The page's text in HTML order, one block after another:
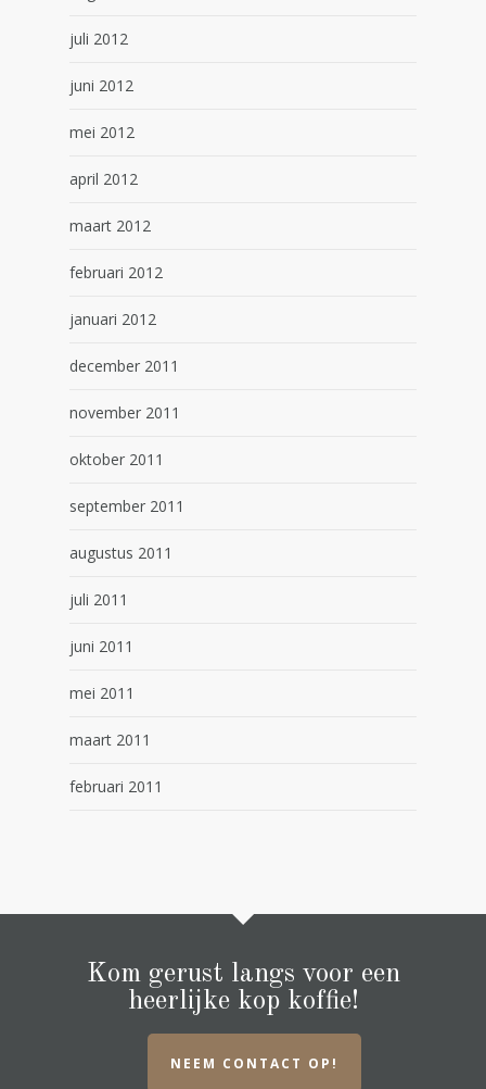
juli 2012
juni 2012
mei 2012
april 2012
maart 2012
februari 2012
januari 2012
december 2011
november 2011
oktober 2011
september 2011
augustus 2011
juli 2011
juni 2011
mei 2011
maart 2011
februari 2011
Kom gerust langs voor een
heerlijke kop koffie!
NEEM CONTACT OP!